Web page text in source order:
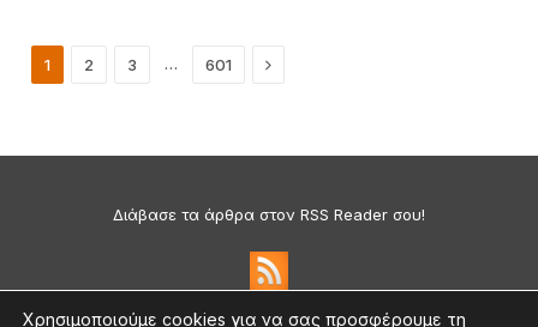
1 2 3 … 601 Next
Διάβασε τα άρθρα στον RSS Reader σου!
Χρησιμοποιούμε cookies για να σας προσφέρουμε τη